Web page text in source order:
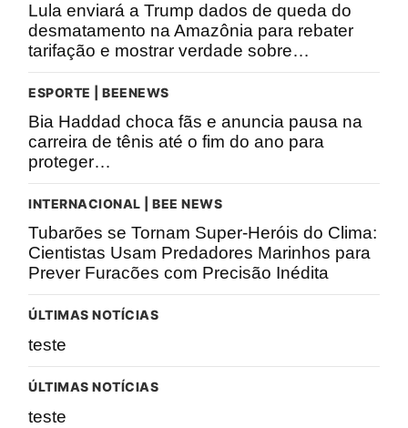
Lula enviará a Trump dados de queda do
desmatamento na Amazônia para rebater
tarifação e mostrar verdade sobre…
ESPORTE | BEENEWS
Bia Haddad choca fãs e anuncia pausa na
carreira de tênis até o fim do ano para
proteger…
INTERNACIONAL | BEE NEWS
Tubarões se Tornam Super-Heróis do Clima:
Cientistas Usam Predadores Marinhos para
Prever Furacões com Precisão Inédita
ÚLTIMAS NOTÍCIAS
teste
ÚLTIMAS NOTÍCIAS
teste